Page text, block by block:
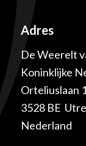
Adres
De Weerelt
Koninklijke
Orteliuslaan
3528 BE
Nederland